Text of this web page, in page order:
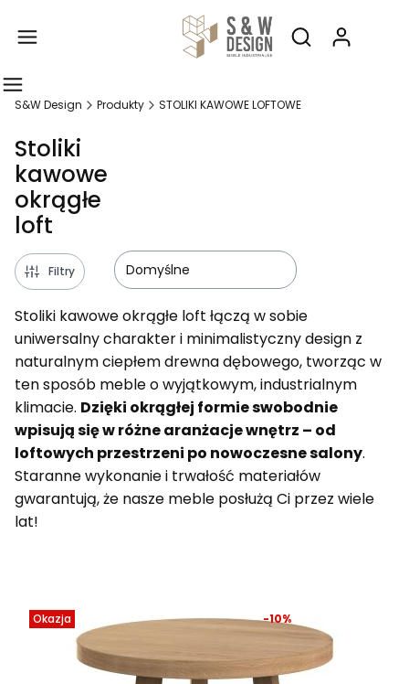
Otwórz
S&W Design Produkty STOLIKI KAWOWE LOFTOWE
Stoliki
kawowe
okrągłe
loft
Filtry Domyślne
Stoliki kawowe okrągłe loft łączą w sobie
uniwersalny charakter i minimalistyczny design z
naturalnym ciepłem drewna dębowego, tworząc w
ten sposób meble o wyjątkowym, industrialnym
klimacie. Dzięki okrągłej formie swobodnie
wpisują się w różne aranżacje wnętrz – od
loftowych przestrzeni po nowoczesne salony.
Staranne wykonanie i trwałość materiałów
gwarantują, że nasze meble posłużą Ci przez wiele
lat!
Okazja -10%